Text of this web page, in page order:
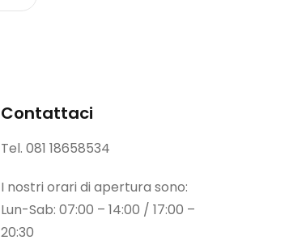
Contattaci
Tel. 081 18658534
I nostri orari di apertura sono:
Lun-Sab: 07:00 – 14:00 / 17:00 –
20:30